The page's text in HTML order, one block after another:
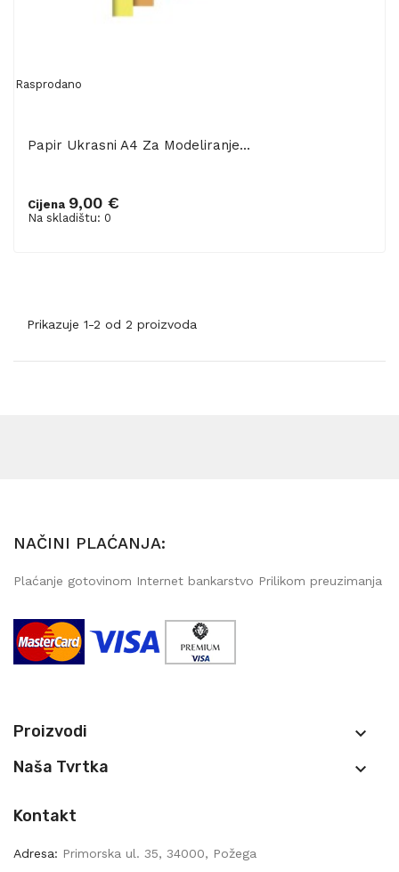
Rasprodano
Papir Ukrasni A4 Za Modeliranje...
Cijena 9,00 €
Na skladištu: 0
Prikazuje 1-2 od 2 proizvoda
NAČINI PLAĆANJA:
Plaćanje gotovinom Internet bankarstvo Prilikom preuzimanja
Proizvodi 
Naša Tvrtka 
Kontakt
Adresa: Primorska ul. 35, 34000, Požega